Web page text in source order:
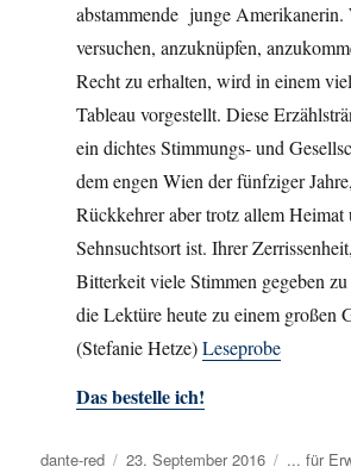
abstammende junge Amerikanerin.
versuchen, anzuknüpfen,
Recht zu erhalten, wird in einem
Tableau vorgestellt. Diese
ein dichtes Stimmungs- und
dem engen Wien der fünfziger
Rückkehrer aber trotz allem Heimat
Sehnsuchtsort ist. Ihrer
Bitterkeit viele Stimmen gegeben
die Lektüre heute zu einem großen
(Stefanie Hetze)Leseprobe
Das bestelle ich!
Autor
dante-red
Veröffentlicht
23. September 2016 ... für